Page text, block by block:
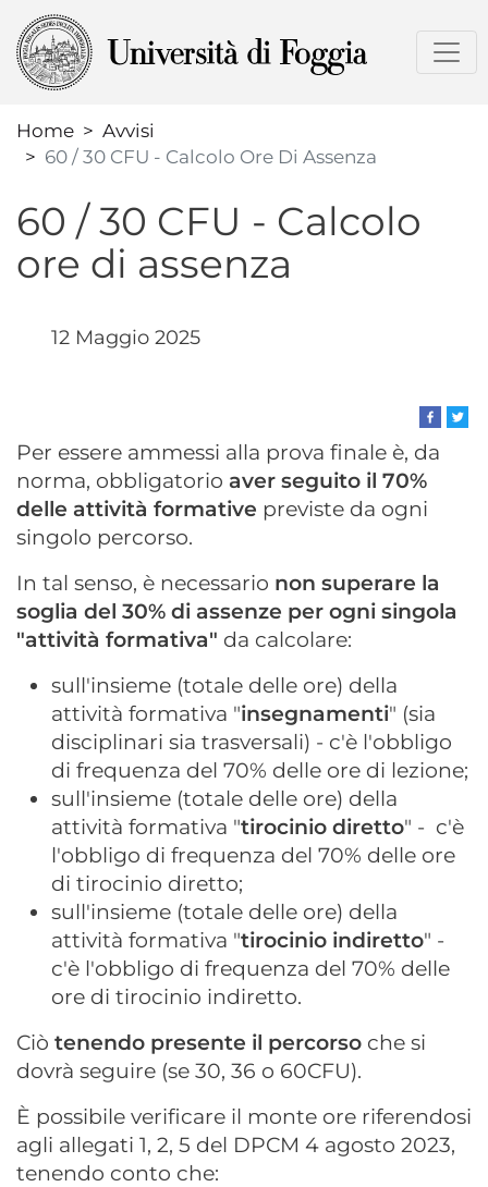
al
contenuto
Home
Avvisi
60 / 30 CFU - Calcolo Ore Di Assenza
60 / 30 CFU - Calcolo
ore di assenza
12 Maggio 2025
Per essere ammessi alla prova finale è, da
norma, obbligatorio aver seguito il 70%
delle attività formative previste da ogni
singolo percorso.
In tal senso, è necessario non superare la
soglia del 30% di assenze per ogni singola
"attività formativa" da calcolare:
sull'insieme (totale delle ore) della
attività formativa "insegnamenti" (sia
disciplinari sia trasversali) - c'è l'obbligo
di frequenza del 70% delle ore di lezione;
sull'insieme (totale delle ore) della
attività formativa "tirocinio diretto" - c'è
l'obbligo di frequenza del 70% delle ore
di tirocinio diretto;
sull'insieme (totale delle ore) della
attività formativa "tirocinio indiretto" -
c'è l'obbligo di frequenza del 70% delle
ore di tirocinio indiretto.
Ciò tenendo presente il percorso che si
dovrà seguire (se 30, 36 o 60CFU).
È possibile verificare il monte ore riferendosi
agli allegati 1, 2, 5 del DPCM 4 agosto 2023,
tenendo conto che: